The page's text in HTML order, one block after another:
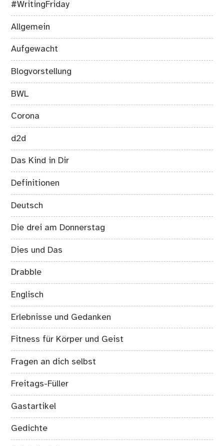
#WritingFriday
Allgemein
Aufgewacht
Blogvorstellung
BWL
Corona
d2d
Das Kind in Dir
Definitionen
Deutsch
Die drei am Donnerstag
Dies und Das
Drabble
Englisch
Erlebnisse und Gedanken
Fitness für Körper und Geist
Fragen an dich selbst
Freitags-Füller
Gastartikel
Gedichte